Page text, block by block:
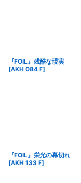
『FOIL』残酷な現実
[AKH 084 F]
『FOIL』栄光の幕切れ
[AKH 133 F]